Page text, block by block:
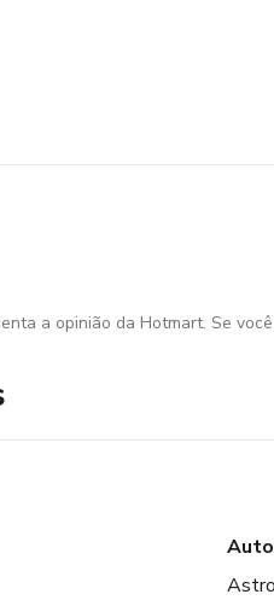
a opinião da Hotmart. Se